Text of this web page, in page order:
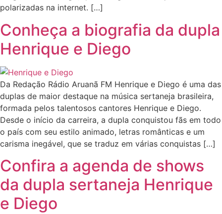
polarizadas na internet. […]
Conheça a biografia da dupla
Henrique e Diego
Da Redação Rádio Aruanã FM Henrique e Diego é uma das
duplas de maior destaque na música sertaneja brasileira,
formada pelos talentosos cantores Henrique e Diego.
Desde o início da carreira, a dupla conquistou fãs em todo
o país com seu estilo animado, letras românticas e um
carisma inegável, que se traduz em várias conquistas […]
Confira a agenda de shows
da dupla sertaneja Henrique
e Diego